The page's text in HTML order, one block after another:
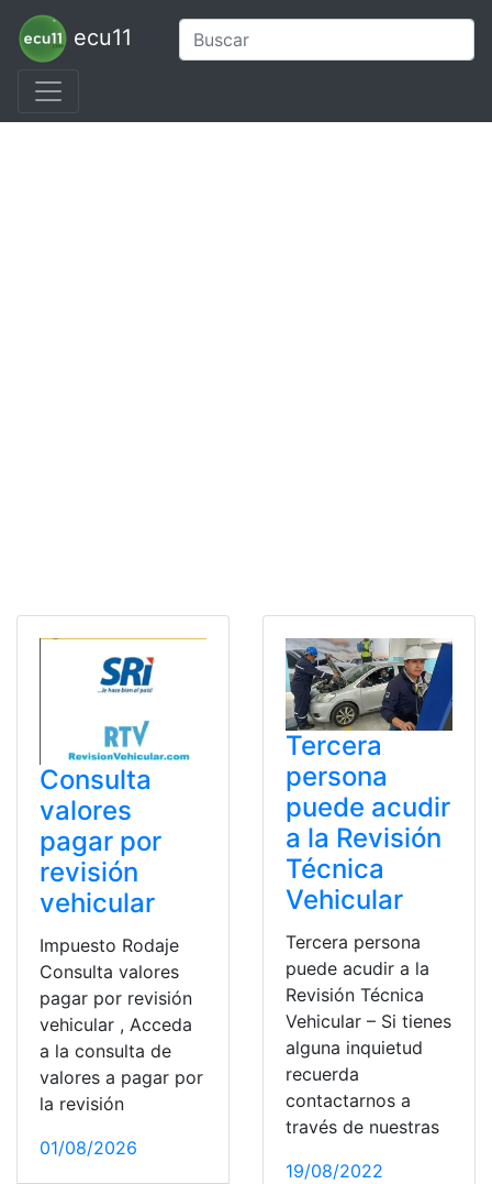
ecu11
Consulta
valores
pagar por
revisión
vehicular
Impuesto Rodaje
Consulta valores
pagar por revisión
vehicular , Acceda
a la consulta de
valores a pagar por
la revisión
01/08/2026
Tercera
persona
puede acudir
a la Revisión
Técnica
Vehicular
Tercera persona
puede acudir a la
Revisión Técnica
Vehicular – Si tienes
alguna inquietud
recuerda
contactarnos a
través de nuestras
19/08/2022